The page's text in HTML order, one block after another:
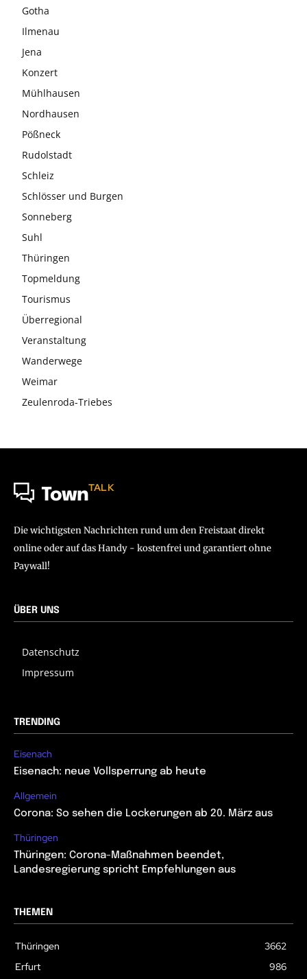
Gotha
Ilmenau
Jena
Konzert
Mühlhausen
Nordhausen
Pößneck
Rudolstadt
Schleiz
Schlösser und Burgen
Sonneberg
Suhl
Thüringen
Topmeldung
Tourismus
Überregional
Veranstaltung
Wanderwege
Weimar
Zeulenroda-Triebes
TownTALK
Die wichtigsten Nachrichten rund um den Freistaat direkt
online oder auf das Handy - kostenfrei und garantiert ohne
Paywall!
ÜBER UNS
Datenschutz
Impressum
TRENDING
Eisenach
Eisenach: neue Vollsperrung ab heute
Allgemein
Corona: So sehen die Lockerungen ab 20. März aus
Thüringen
Thüringen: Corona-Maßnahmen beendet,
Landesregierung spricht Empfehlungen aus
THEMEN
Thüringen
3662
Erfurt
986